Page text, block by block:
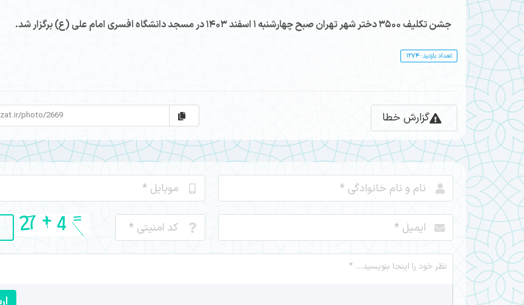
جشن تکلیف ۳۵۰۰ دختر شهر تهران صبح چهارشنبه ۱ اسفند ۱۴۰۳ در مسجد دانشگاه افسری امام علی (ع) برگزار شد.
تعداد بازدید: 1274
گزارش خطا